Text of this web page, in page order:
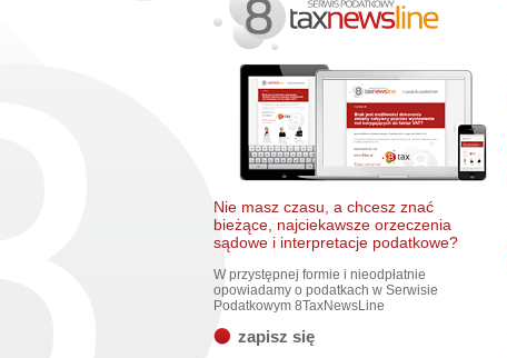
Nie masz czasu, a chcesz znać
bieżące, najciekawsze orzeczenia
sądowe i interpretacje podatkowe?
W przystępnej formie i nieodpłatnie
opowiadamy o podatkach w Serwisie
Podatkowym 8TaxNewsLine
zapisz się